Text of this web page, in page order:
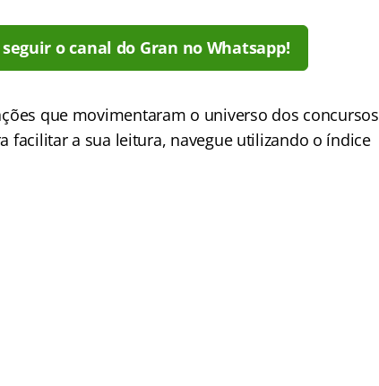
o canal do Gran no Whatsapp!
que movimentaram o universo dos concursos
facilitar a sua leitura, navegue utilizando o índice